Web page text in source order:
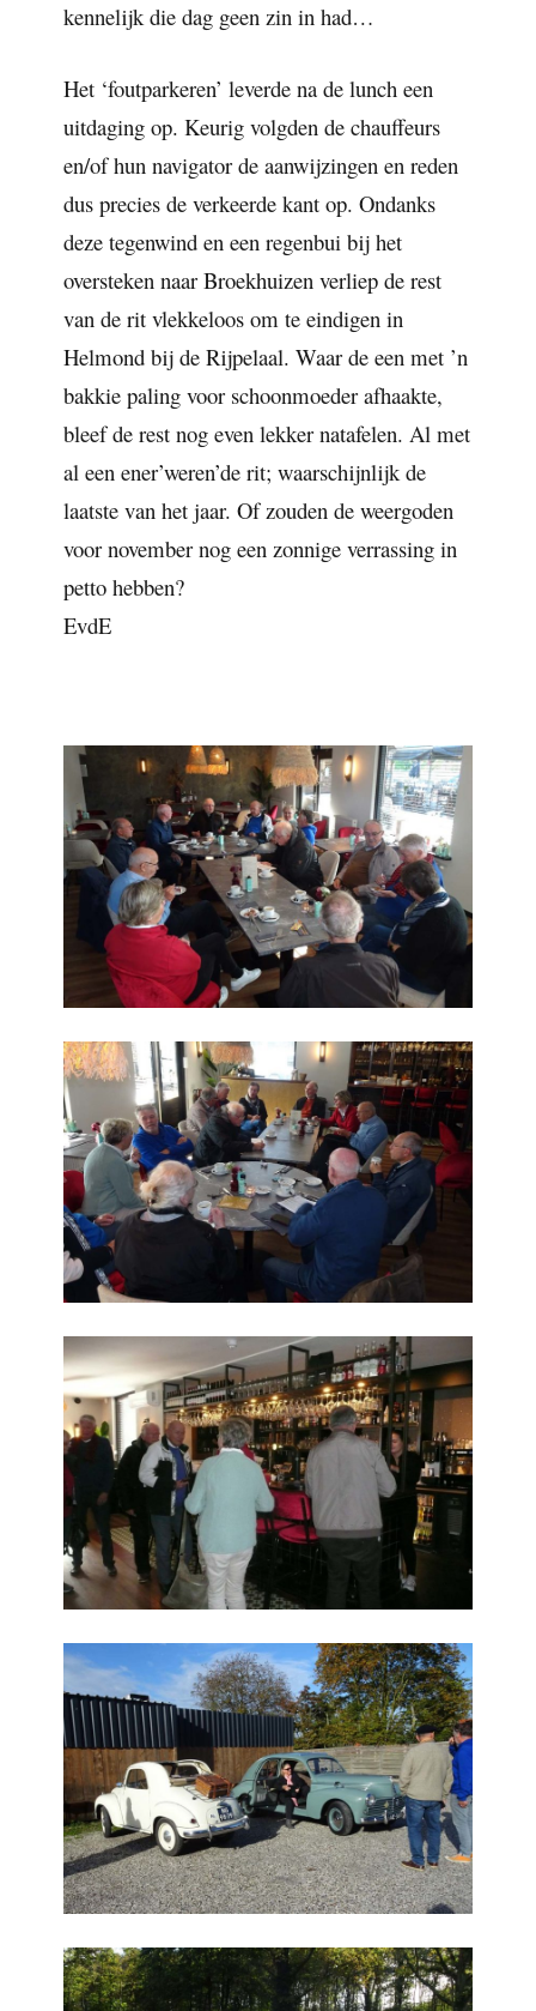
kennelijk die dag geen zin in had…
Het ‘foutparkeren’ leverde na de lunch een
uitdaging op. Keurig volgden de chauffeurs
en/of hun navigator de aanwijzingen en reden
dus precies de verkeerde kant op. Ondanks
deze tegenwind en een regenbui bij het
oversteken naar Broekhuizen verliep de rest
van de rit vlekkeloos om te eindigen in
Helmond bij de Rijpelaal. Waar de een met ’n
bakkie paling voor schoonmoeder afhaakte,
bleef de rest nog even lekker natafelen. Al met
al een ener’weren’de rit; waarschijnlijk de
laatste van het jaar. Of zouden de weergoden
voor november nog een zonnige verrassing in
petto hebben?
EvdE